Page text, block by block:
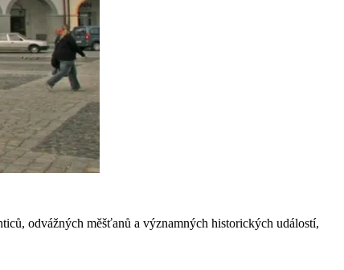
odvážných měšťanů a významných historických událostí,